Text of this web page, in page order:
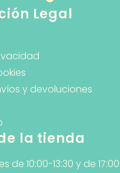
Legal
y devoluciones
la tienda
de 10:00-13:30 y de